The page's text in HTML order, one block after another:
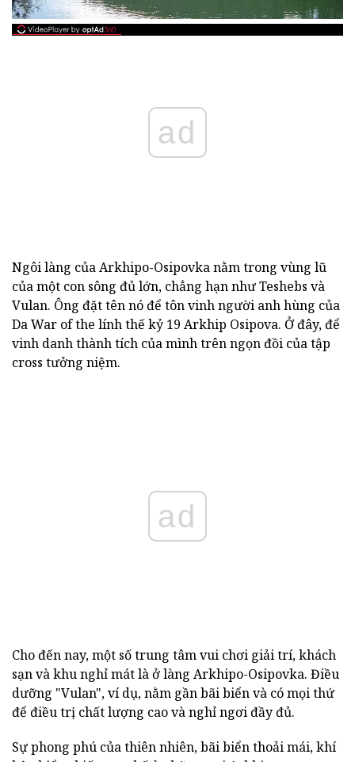
ad
Ngôi làng của Arkhipo-Osipovka nằm trong vùng lũ
của một con sông đủ lớn, chẳng hạn như Teshebs và
Vulan. Ông đặt tên nó để tôn vinh người anh hùng của
Da War of the lính thế kỷ 19 Arkhip Osipova. Ở đây, để
vinh danh thành tích của mình trên ngọn đồi của tập
cross tưởng niệm.
ad
Cho đến nay, một số trung tâm vui chơi giải trí, khách
sạn và khu nghỉ mát là ở làng Arkhipo-Osipovka. Điều
dưỡng "Vulan", ví dụ, nằm gần bãi biển và có mọi thứ
để điều trị chất lượng cao và nghỉ ngơi đầy đủ.
Sự phong phú của thiên nhiên, bãi biển thoải mái, khí